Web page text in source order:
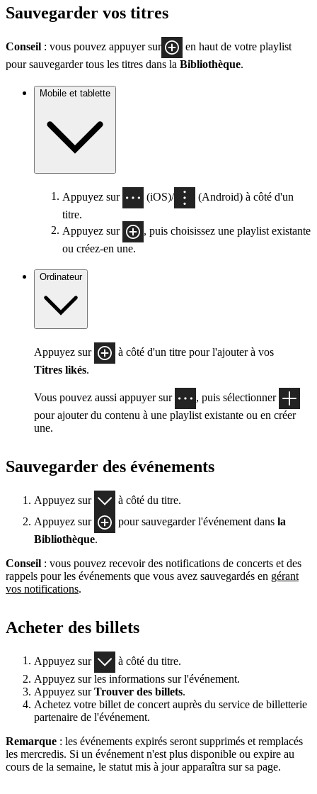
Sauvegarder vos titres
Conseil : vous pouvez appuyer sur
en haut de votre playlist
pour sauvegarder tous les titres dans la Bibliothèque.
Mobile et tablette
Appuyez sur (iOS)/
(Android) à côté d'un
titre.
Appuyez sur
, puis choisissez une playlist existante
ou créez-en une.
Ordinateur
Appuyez sur
à côté d'un titre pour l'ajouter à vos
Titres likés.
Vous pouvez aussi appuyer sur
, puis sélectionner
pour ajouter du contenu à une playlist existante ou en créer
une.
Sauvegarder des événements
Appuyez sur
à côté du titre.
Appuyez sur
pour sauvegarder l'événement dans la
Bibliothèque.
Conseil : vous pouvez recevoir des notifications de concerts et des
rappels pour les événements que vous avez sauvegardés en gérant
vos notifications.
Acheter des billets
Appuyez sur
à côté du titre.
Appuyez sur les informations sur l'événement.
Appuyez surTrouver des billets.
Achetez votre billet de concert auprès du service de billetterie
partenaire de l'événement.
Remarque : les événements expirés seront supprimés et remplacés
les mercredis. Si un événement n'est plus disponible ou expire au
cours de la semaine, le statut mis à jour apparaîtra sur sa page.